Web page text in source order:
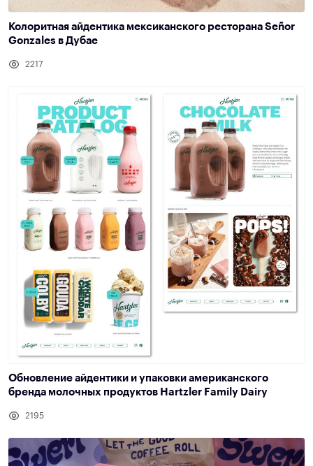
Колоритная айдентика мексиканского ресторана Señor
Gonzales в Дубае
2217
Обновление айдентики и упаковки американского
бренда молочных продуктов Hartzler Family Dairy
2195